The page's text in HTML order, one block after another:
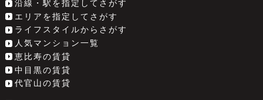
沿線・駅を指定してさがす
エリアを指定してさがす
ライフスタイルからさがす
人気マンション一覧
恵比寿の賃貸
中目黒の賃貸
代官山の賃貸